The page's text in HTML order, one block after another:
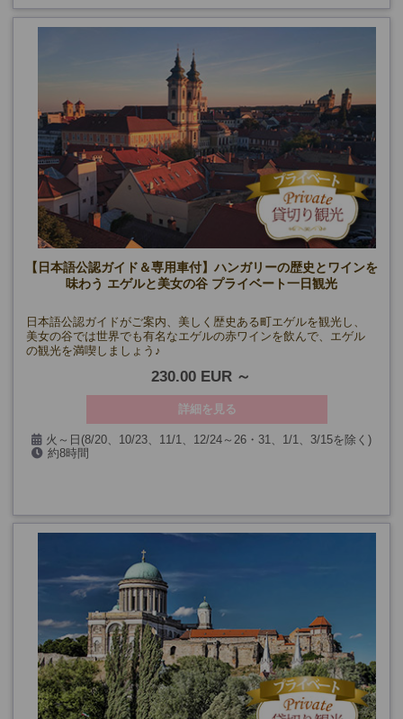
【日本語公認ガイド＆専用車付】ハンガリーの歴史とワインを
味わう エゲルと美女の谷 プライベート一日観光
日本語公認ガイドがご案内、美しく歴史ある町エゲルを観光し、
美女の谷では世界でも有名なエゲルの赤ワインを飲んで、エゲル
の観光を満喫しましょう♪
230.00 EUR
詳細を見る
火～日(8/20、10/23、11/1、12/24～26・31、1/1、3/15を除く)
約8時間